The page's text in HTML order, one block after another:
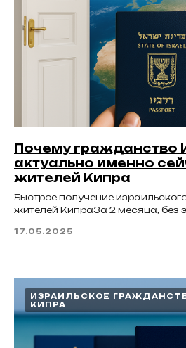
Почему гражданство
актуально именно
жителей Кипра
Быстрое получение
жителей КипраЗа 2 месяца, без
17.05.2025
ИЗРАИЛЬСКОЕ
КИПРА